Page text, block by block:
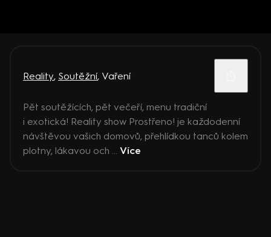
Reality, Soutěžní, Vaření
Pět soutěžících, pět večeří, menu tradiční
i exotická! Reality show Prostřeno! je každodenní
návštěvou vašich domovů, přehlídkou tanců kolem
plotny, lákavou och ... Více